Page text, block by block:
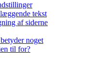
tekst
af siderne
noget
til for?